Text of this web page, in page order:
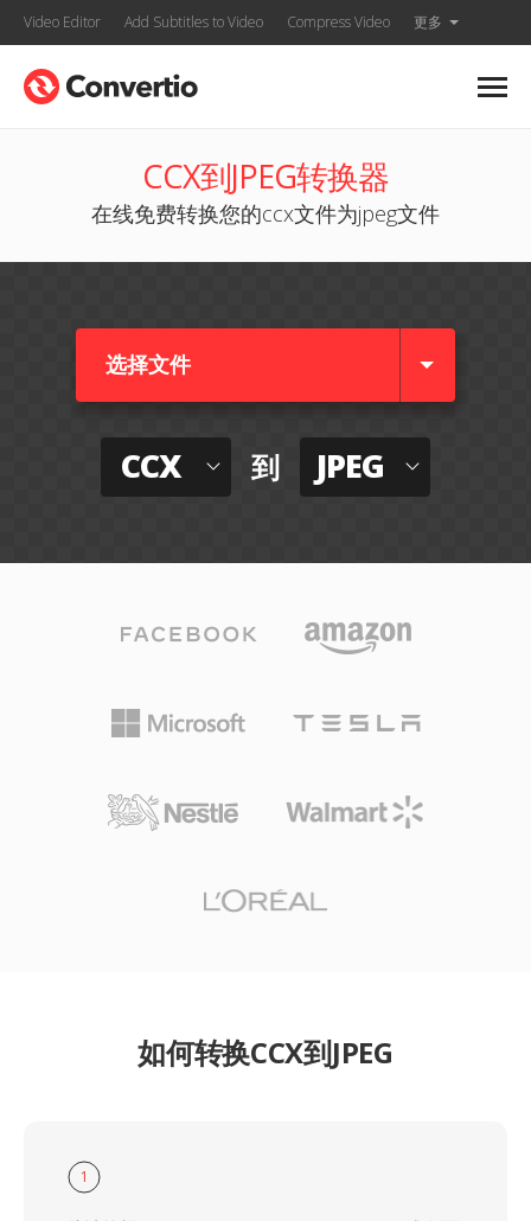
Video Editor Add Subtitles to Video Compress Video 更多
CCX到JPEG转换器
在线免费转换您的ccx文件为jpeg文件
选择文件
CCX 到 JPEG
如何转换CCX到JPEG
1